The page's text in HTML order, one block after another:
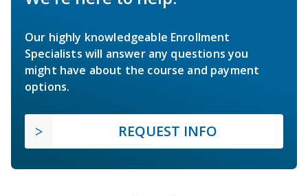
Our highly knowledgeable Enrollment
Specialists will answer any questions you
might have about the course and payment
options.
REQUEST INFO